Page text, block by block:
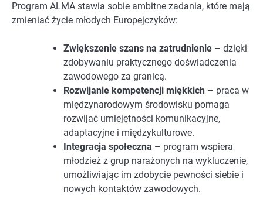
Program ALMA stawia sobie ambitne zadania, które mają
zmieniać życie młodych Europejczyków:
Zwiększenie szans na zatrudnienie – dzięki
zdobywaniu praktycznego doświadczenia
zawodowego za granicą.
Rozwijanie kompetencji miękkich – praca w
międzynarodowym środowisku pomaga
rozwijać umiejętności komunikacyjne,
adaptacyjne i międzykulturowe.
Integracja społeczna – program wspiera
młodzież z grup narażonych na wykluczenie,
umożliwiając im zdobycie pewności siebie i
nowych kontaktów zawodowych.